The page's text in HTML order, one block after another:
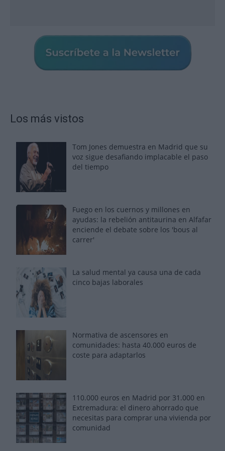
Los más vistos
Tom Jones demuestra en Madrid que su
voz sigue desafiando implacable el paso
del tiempo
Fuego en los cuernos y millones en
ayudas: la rebelión antitaurina en Alfafar
enciende el debate sobre los 'bous al
carrer'
La salud mental ya causa una de cada
cinco bajas laborales
Normativa de ascensores en
comunidades: hasta 40.000 euros de
coste para adaptarlos
110.000 euros en Madrid por 31.000 en
Extremadura: el dinero ahorrado que
necesitas para comprar una vivienda por
comunidad